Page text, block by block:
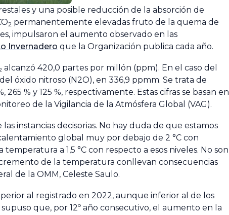
y una posible reducción de la absorción de
2 permanentemente elevadas fruto de la quema de
impulsaron el aumento observado en las
Invernadero que la Organización publica cada año.
alcanzó 420,0 partes por millón (ppm). En el caso del
óxido nitroso (N2O), en 336,9 ppmm. Se trata de
% y 125 %, respectivamente. Estas cifras se basan en
de la Vigilancia de la Atmósfera Global (VAG).
instancias decisorias. No hay duda de que estamos
global muy por debajo de 2 °C con
a 1,5 °C con respecto a esos niveles. No son
de la temperatura conllevan consecuencias
de la OMM, Celeste Saulo.
al registrado en 2022, aunque inferior al de los
que, por 12º año consecutivo, el aumento en la